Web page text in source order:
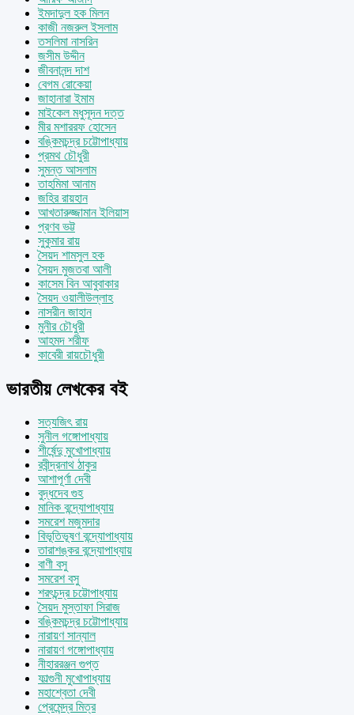
ইমদাদুল হক মিলন
কাজী নজরুল ইসলাম
তসলিমা নাসরিন
জসীম উদ্দীন
জীবনানন্দ দাশ
বেগম রোকেয়া
জাহানারা ইমাম
মাইকেল মধুসূদন দত্ত
মীর মশাররফ হোসেন
বঙ্কিমচন্দ্র চট্টোপাধ্যায়
প্রমথ চৌধুরী
সুমন্ত আসলাম
তাহমিমা আনাম
জহির রায়হান
আখতারুজ্জামান ইলিয়াস
প্রণব ভট্ট
সুকুমার রায়
সৈয়দ শামসুল হক
সৈয়দ মুজতবা আলী
কাসেম বিন আবুবাকার
সৈয়দ ওয়ালীউল্লাহ
নাসরীন জাহান
মুনীর চৌধুরী
আহমদ শরীফ
কাবেরী রায়চৌধুরী
ভারতীয় লেখকের বই
সত্যজিৎ রায়
সুনীল গঙ্গোপাধ্যায়
শীর্ষেন্দু মুখোপাধ্যায়
রবীন্দ্রনাথ ঠাকুর
আশাপূর্ণা দেবী
বুদ্ধদেব গুহ
মানিক বন্দ্যোপাধ্যায়
সমরেশ মজুমদার
বিভূতিভূষণ বন্দ্যোপাধ্যায়
তারাশঙ্কর বন্দ্যোপাধ্যায়
বাণী বসু
সমরেশ বসু
শরৎচন্দ্র চট্টোপাধ্যায়
সৈয়দ মুস্তাফা সিরাজ
বঙ্কিমচন্দ্র চট্টোপাধ্যায়
নারায়ণ সান্যাল
নারায়ণ গঙ্গোপাধ্যায়
নীহাররঞ্জন গুপ্ত
ফাল্গুনী মুখোপাধ্যায়
মহাশ্বেতা দেবী
প্রেমেন্দ্র মিত্র